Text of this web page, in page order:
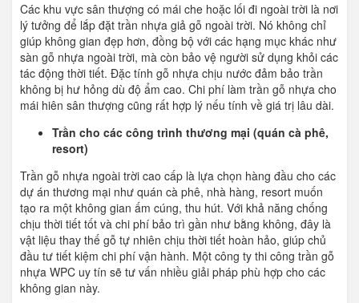
Các khu vực sân thượng có mái che hoặc lối đi ngoài trời là nơi
lý tưởng để lắp đặt trần nhựa giả gỗ ngoài trời. Nó không chỉ
giúp không gian đẹp hơn, đồng bộ với các hạng mục khác như
sàn gỗ nhựa ngoài trời, mà còn bảo vệ người sử dụng khỏi các
tác động thời tiết. Đặc tính gỗ nhựa chịu nước đảm bảo trần
không bị hư hỏng dù độ ẩm cao. Chi phí làm trần gỗ nhựa cho
mái hiên sân thượng cũng rất hợp lý nếu tính về giá trị lâu dài.
Trần cho các công trình thương mại (quán cà phê,
resort)
Trần gỗ nhựa ngoài trời cao cấp là lựa chọn hàng đầu cho các
dự án thương mại như quán cà phê, nhà hàng, resort muốn
tạo ra một không gian ấm cúng, thu hút. Với khả năng chống
chịu thời tiết tốt và chi phí bảo trì gần như bằng không, đây là
vật liệu thay thế gỗ tự nhiên chịu thời tiết hoàn hảo, giúp chủ
đầu tư tiết kiệm chi phí vận hành. Một công ty thi công trần gỗ
nhựa WPC uy tín sẽ tư vấn nhiều giải pháp phù hợp cho các
không gian này.